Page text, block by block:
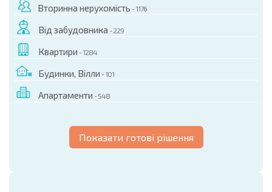
Вторинна нерухомість - 1176
Від забудовника - 229
Квартири - 1284
Будинки, Вілли - 101
Апартаменти - 548
Показати готові рішення